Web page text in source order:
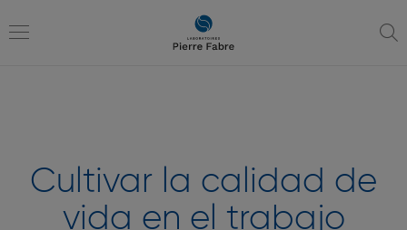
a
al
Cultivar la calidad de
vida en el trabajo